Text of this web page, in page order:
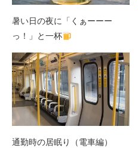
暑い日の夜に「くぁーーー
っ！」と一杯
通勤時の居眠り（電車編）